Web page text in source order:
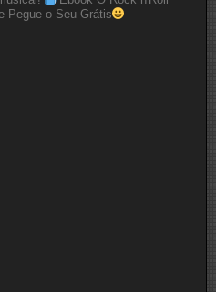
Pegue o Seu Grátis